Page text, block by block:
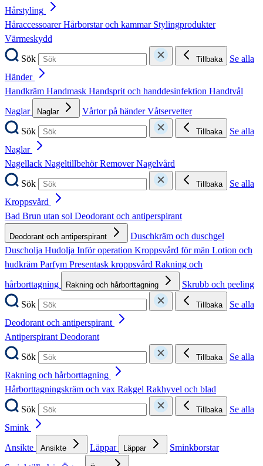
Hårstyling
HåraccessoarerHårborstar och kammar Stylingprodukter
Värmeskydd
Sök
Tillbaka
Se alla
Händer
Handkräm Handmask Handsprit och handdesinfektion Handtvål
Naglar
Naglar Vårtor på händerVåtservetter
Sök
Tillbaka
Se alla
Naglar
Nagellack NageltillbehörRemoverNagelvård
Sök
Tillbaka
Se alla
Kroppsvård
Bad Brun utan sol Deodorant och antiperspirant
Deodorant och antiperspirant
Duschkräm och duschgel
Duscholja Hudolja Inför operation Kroppsvård för män Lotion och
hudkräm Parfym Presentask kroppsvård Rakning och
hårborttagning
Rakning och hårborttagning
Skrubb och peeling
Sök
Tillbaka
Se alla
Deodorant och antiperspirant
AntiperspirantDeodorant
Sök
Tillbaka
Se alla
Rakning och hårborttagning
Hårborttagningskräm och vax Rakgel Rakhyvel och blad
Sök
Tillbaka
Se alla
Smink
Ansikte
Ansikte Läppar Läppar
Sminkborstar